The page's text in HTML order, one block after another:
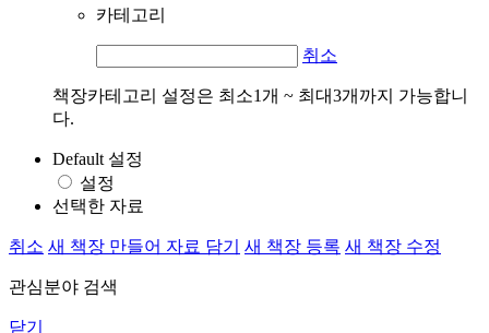
카테고리
취소
책장카테고리 설정은 최소1개 ~ 최대3개까지 가능합니
다.
Default 설정
설정
선택한 자료
취소 새 책장 만들어 자료 담기 새 책장 등록 새 책장 수정
관심분야 검색
닫기